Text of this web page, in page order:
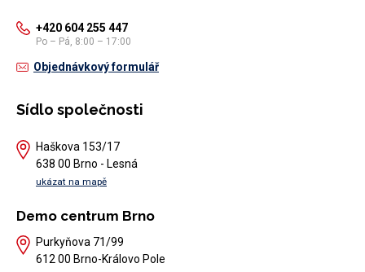
+420 604 255 447
Po – Pá, 8:00 – 17:00
Objednávkový formulář
Sídlo společnosti
Haškova 153/17
638 00 Brno - Lesná
ukázat na mapě
Demo centrum Brno
Purkyňova 71/99
612 00 Brno-Královo Pole